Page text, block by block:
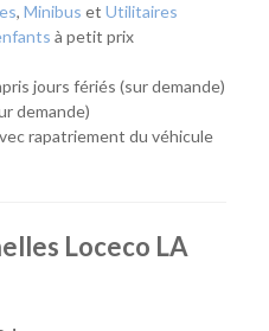
Plage et les
complète pour répondre à
pour les vacances ou
groupe.
, Minibus et Utilitaires
à petit prix
jours fériés (sur demande)
demande)
rapatriement du véhicule
Loceco LA